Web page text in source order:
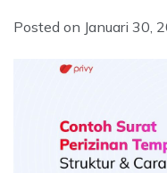
Posted on Januari 30,